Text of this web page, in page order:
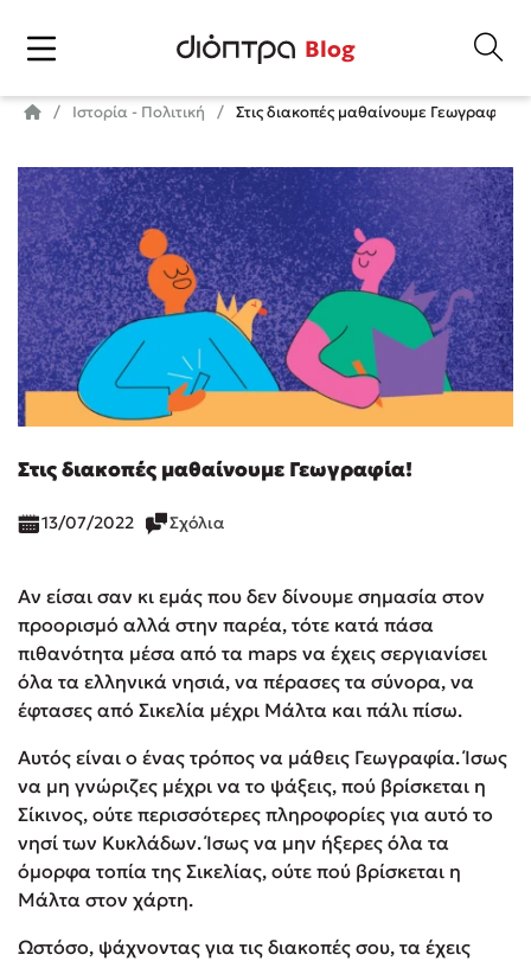
Blog
Ιστορία - Πολιτική Στις διακοπές μαθαίνουμε Γεωγραφία!
Στις διακοπές μαθαίνουμε Γεωγραφία!
13/07/2022 Σχόλια
Αν είσαι σαν κι εμάς που δεν δίνουμε σημασία στον
προορισμό αλλά στην παρέα, τότε κατά πάσα
πιθανότητα μέσα από τα maps να έχεις σεργιανίσει
όλα τα ελληνικά νησιά, να πέρασες τα σύνορα, να
έφτασες από Σικελία μέχρι Μάλτα και πάλι πίσω.
Αυτός είναι ο ένας τρόπος να μάθεις Γεωγραφία. Ίσως
να μη γνώριζες μέχρι να το ψάξεις, πού βρίσκεται η
Σίκινος, ούτε περισσότερες πληροφορίες για αυτό το
νησί των Κυκλάδων. Ίσως να μην ήξερες όλα τα
όμορφα τοπία της Σικελίας, ούτε πού βρίσκεται η
Μάλτα στον χάρτη.
Ωστόσο, ψάχνοντας για τις διακοπές σου, τα έχεις